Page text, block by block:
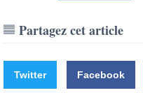
Partagez cet article
Twitter Facebook